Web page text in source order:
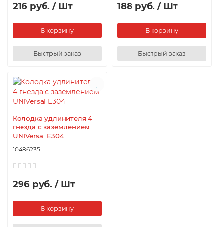
216 руб. / Шт
В корзину
Быстрый заказ
188 руб. / Шт
В корзину
Быстрый заказ
Колодка удлинителя 4
гнезда с заземлением
UNIVersal E304
10486235
296 руб. / Шт
В корзину